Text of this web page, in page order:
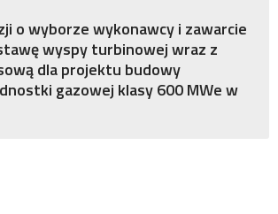
o wyborze wykonawcy i zawarcie
wyspy turbinowej wraz z
dla projektu budowy
gazowej klasy 600 MWe w